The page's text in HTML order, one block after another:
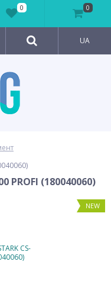
UA
PROFI (180040060)
NEW
0 0